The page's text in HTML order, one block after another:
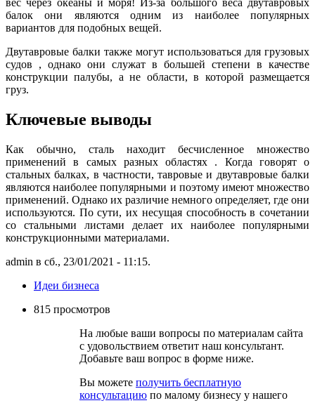
балок они являются одним из наиболее популярных
вариантов для подобных вещей.
Двутавровые балки также могут использоваться для грузовых
судов , однако они служат в большей степени в качестве
конструкции палубы, а не области, в которой размещается
груз.
Ключевые выводы
Как обычно, сталь находит бесчисленное множество
применений в самых разных областях . Когда говорят о
стальных балках, в частности, тавровые и двутавровые балки
являются наиболее популярными и поэтому имеют множество
применений. Однако их различие немного определяет, где они
используются. По сути, их несущая способность в сочетании
со стальными листами делает их наиболее популярными
конструкционными материалами.
admin в сб., 23/01/2021 - 11:15.
Идеи бизнеса
815 просмотров
На любые ваши вопросы по материалам сайта
с удовольствием ответит наш консультант.
Добавьте ваш вопрос в форме ниже.
Вы можете получить бесплатную
консультацию по малому бизнесу у нашего